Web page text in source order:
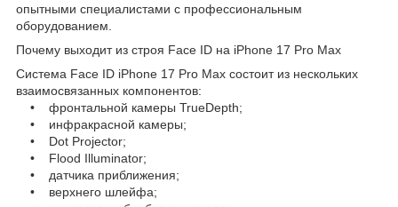
опытными специалистами с профессиональным
оборудованием.
Почему выходит из строя Face ID на iPhone 17 Pro Max
Система Face ID iPhone 17 Pro Max состоит из нескольких
взаимосвязанных компонентов:
• фронтальной камеры TrueDepth;
• инфракрасной камеры;
• Dot Projector;
• Flood Illuminator;
• датчика приближения;
• верхнего шлейфа;